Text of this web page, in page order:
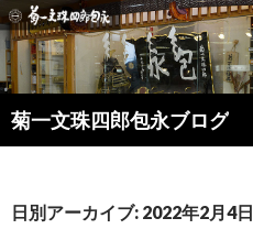
菊一文珠四郎包永ブログ
検
索
ン
日別アーカイブ: 2022年2月4日